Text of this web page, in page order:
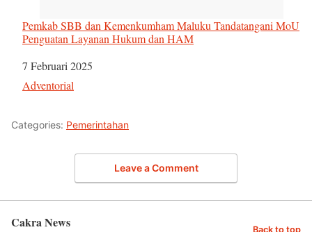
Pemkab SBB dan Kemenkumham Maluku Tandatangani MoU
Penguatan Layanan Hukum dan HAM
Tanggal
7 Februari 2025
Sehubungan dengan
Adventorial
Categories: Pemerintahan
Leave a Comment
Cakra News Back to top